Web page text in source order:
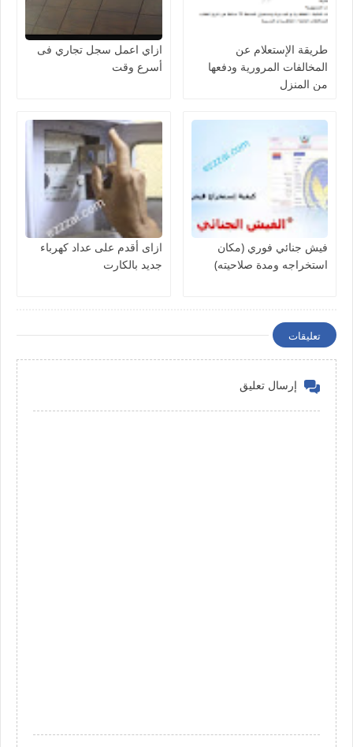
طريقة الإستعلام عن
المخالفات المرورية ودفعها
من المنزل
ازاي اعمل سجل تجاري فى
أسرع وقت
فيش جنائي فوري (مكان
استخراجه ومدة صلاحيته)
ازاى أقدم على عداد كهرباء
جديد بالكارت
تعليقات
إرسال تعليق